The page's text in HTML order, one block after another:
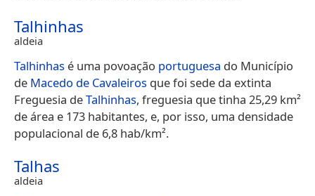
Talhinhas
aldeia
Talhinhas é uma povoação portuguesa do Município
de Macedo de Cavaleiros que foi sede da extinta
Freguesia deTalhinhas, freguesia que tinha 25,29 km²
de área e 173 habitantes, e, por isso, uma densidade
populacional de 6,8 hab/km².
Talhas
aldeia